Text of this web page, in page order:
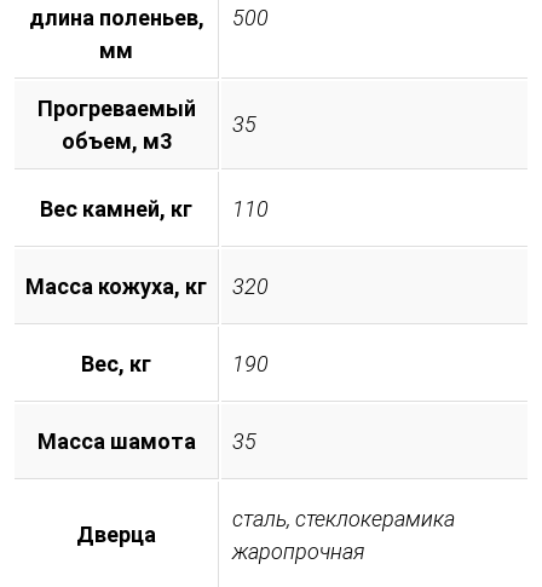
длина поленьев,
мм
500
Прогреваемый
объем, м3
35
Вес камней, кг 110
Масса кожуха, кг 320
Вес, кг 190
Масса шамота 35
Дверца
сталь, стеклокерамика
жаропрочная